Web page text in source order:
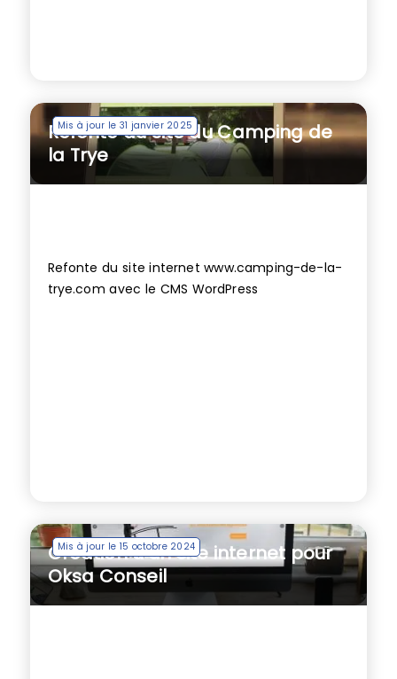
Mis à jour le 31 janvier 2025
Refonte du site du Camping de
la Trye
Refonte du site internet www.camping-de-la-
trye.com avec le CMS WordPress
Mis à jour le 15 octobre 2024
Création d’un site internet pour
Oksa Conseil